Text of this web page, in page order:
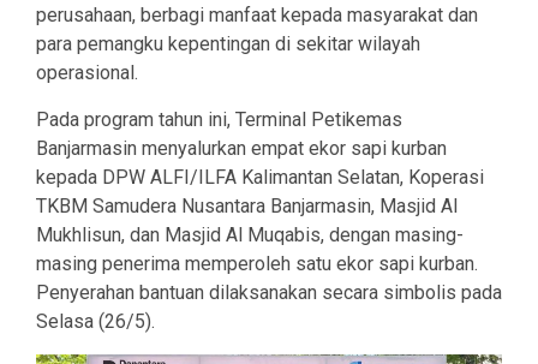
perusahaan, berbagi manfaat kepada masyarakat dan
para pemangku kepentingan di sekitar wilayah
operasional.
Pada program tahun ini, Terminal Petikemas
Banjarmasin menyalurkan empat ekor sapi kurban
kepada DPW ALFI/ILFA Kalimantan Selatan, Koperasi
TKBM Samudera Nusantara Banjarmasin, Masjid Al
Mukhlisun, dan Masjid Al Muqabis, dengan masing-
masing penerima memperoleh satu ekor sapi kurban.
Penyerahan bantuan dilaksanakan secara simbolis pada
Selasa (26/5).